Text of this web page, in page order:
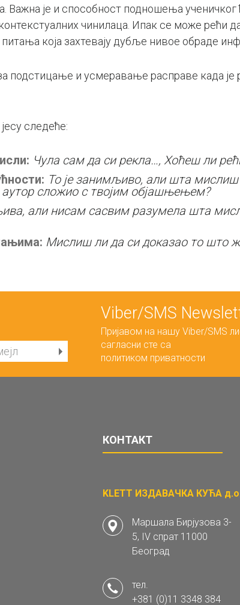
Важна је и способност подношења
чинилаца. Ипак се може рећи
која захтевају дубље нивое обраде
подстицање и усмеравање расправе када
следеће:
Чула сам да си рекла…, Хоћеш ли
То је занимљиво, али шта мислиш
сложио с твојим објашњењем?
али нисам сасвим разумела шта
Мислиш ли да си доказао то што
Viber/SMS
Пријавом на нашу Viber/SMS
сагласни сте са
политиком приватности
КОНТАКТ
KLETT ИЗДАВАЧКА КУЋА
Маршала Бирјузова 3-
5, IV спрат 11000
Београд
тел.
+381 (0)11 3348 384